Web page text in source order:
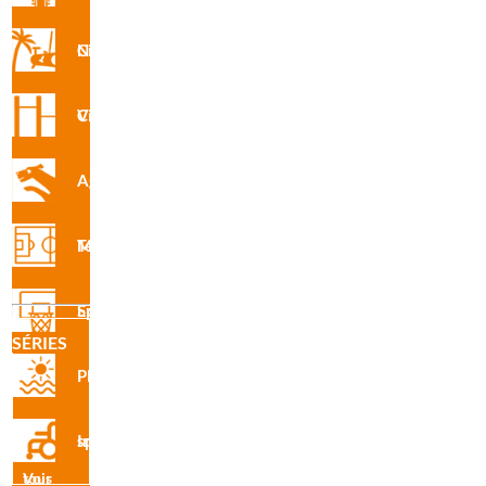
Circuit Nforma
Circuit Vita
Agility
Terrain Multisports
Equipement Sportif
SÉRIES
Plage
Inclusive sport
Voir tous